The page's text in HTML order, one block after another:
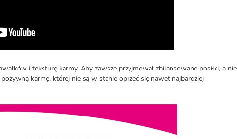
i teksturę karmy. Aby zawsze przyjmował zbilansowane posiłki, a nie
karmę, której nie są w stanie oprzeć się nawet najbardziej